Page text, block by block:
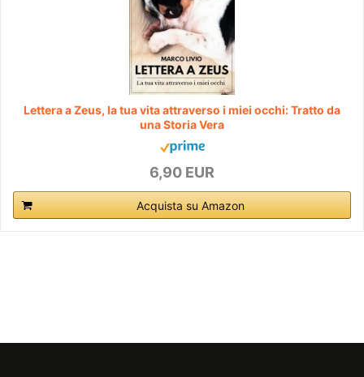
Lettera a Zeus, la tua vita attraverso i miei occhi: Tratto da
una Storia Vera
6,90 EUR
Acquista su Amazon